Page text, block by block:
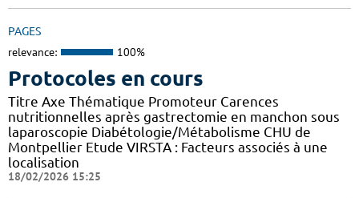
PAGES
relevance: 100%
Protocoles en cours
Titre Axe Thématique Promoteur Carences
nutritionnelles après gastrectomie en manchon sous
laparoscopie Diabétologie/Métabolisme CHU de
Montpellier Etude VIRSTA : Facteurs associés à une
localisation
18/02/2026 15:25